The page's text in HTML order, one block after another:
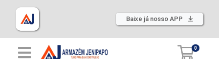
Baixe já nosso APP
0